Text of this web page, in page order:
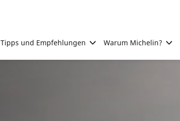
Tipps und Empfehlungen Warum Michelin?